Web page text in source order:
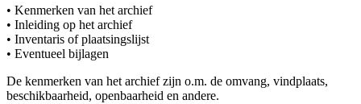
• Kenmerken van het archief
• Inleiding op het archief
• Inventaris of plaatsingslijst
• Eventueel bijlagen
De kenmerken van het archief zijn o.m. de omvang, vindplaats,
beschikbaarheid, openbaarheid en andere.